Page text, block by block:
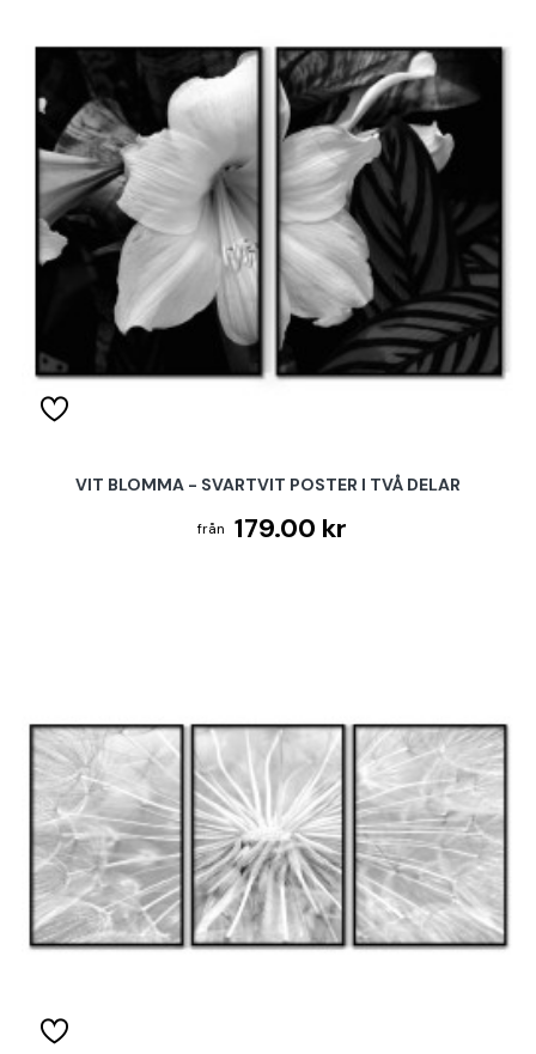
VIT BLOMMA - SVARTVIT POSTER I TVÅ DELAR
179.00 kr